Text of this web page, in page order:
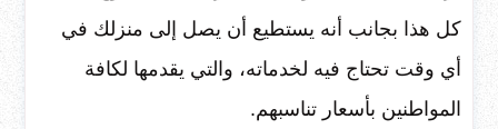
كل هذا بجانب أنه يستطيع أن يصل إلى منزلك في
أي وقت تحتاج فيه لخدماته، والتي يقدمها لكافة
المواطنين بأسعار تناسبهم.